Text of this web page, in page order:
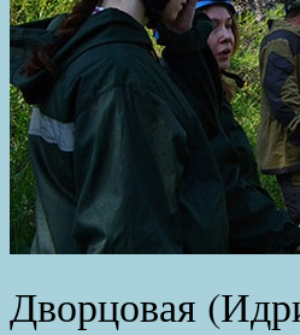
Дворцовая